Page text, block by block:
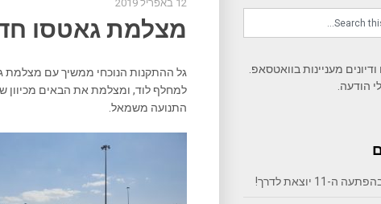
12 באפריל 2019
מצלמת גאטסו חדשה על
למחלף לוד, ומצלמת את הבאים מכיוון
התנועה משמאל.
מעניינות בוואטסאפ.
הודעה.
11 יוצאת לדרך!